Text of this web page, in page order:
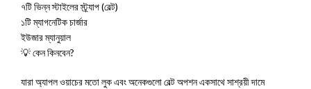
৭টি ভিন্ন স্টাইলের স্ট্র্যাপ (বেল্ট)
১টি ম্যাগনেটিক চার্জার
ইউজার ম্যানুয়াল
💡 কেন কিনবেন?
যারা অ্যাপল ওয়াচের মতো লুক এবং অনেকগুলো বেল্ট অপশন একসাথে সাশ্রয়ী দামে